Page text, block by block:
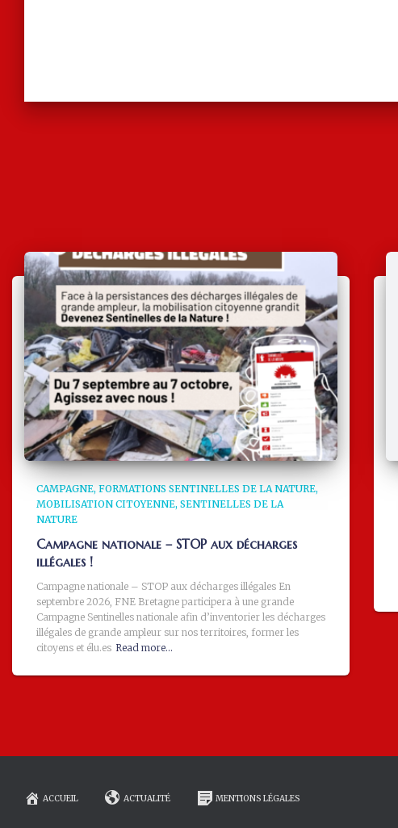
CAMPAGNE FORMATIONS SENTINELLES DE LA NATURE
MOBILISATION CITOYENNE SENTINELLES DE LA
NATURE
Campagne nationale – STOP aux décharges
illégales !
Campagne nationale – STOP aux décharges illégales En
septembre 2026, FNE Bretagne participera à une grande
Campagne Sentinelles nationale afin d’inventorier les décharges
illégales de grande ampleur sur nos territoires, former les
citoyens et élu.es Read more…
ACCUEIL ACTUALITÉ MENTIONS LÉGALES